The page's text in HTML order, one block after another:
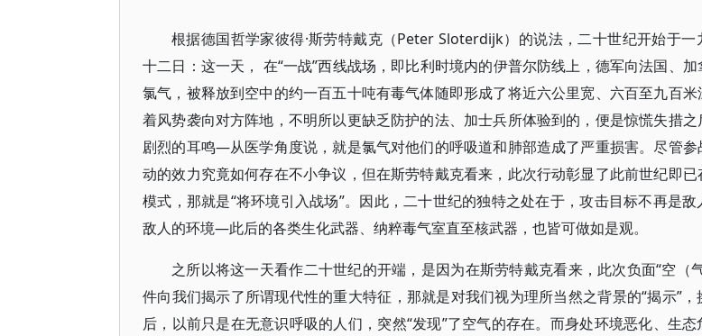
根据德国哲学家彼得·斯劳特戴克（Peter Sloterdijk）的说法，二十世纪开始于一
十二日：这一天， 在“一战”西线战场，即比利时境内的伊普尔防线上，德军向法国、
氯气，被释放到空中的约一百五十吨有毒气体随即形成了将近六公里宽、六百至九百
着风势袭向对方阵地，不明所以更缺乏防护的法、加士兵所体验到的，便是惊慌失措
剧烈的耳鸣—从医学角度说，就是氯气对他们的呼吸道和肺部造成了严重损害。尽管
动的效力究竟如何存在不小争议，但在斯劳特戴克看来，此次行动彰显了此前世纪即
模式，那就是“将环境引入战场”。因此，二十世纪的独特之处在于，攻击目标不再是
敌人的环境—此后的各类生化武器、纳粹毒气室直至核武器，也皆可做如是观。
之所以将这一天看作二十世纪的开端，是因为在斯劳特戴克看来，此次负面“空（
件向我们揭示了所谓现代性的重大特征，那就是对我们视为理所当然之背景的“揭示”
后，以前只是在无意识呼吸的人们，突然“发现”了空气的存在。而身处环境恶化、生